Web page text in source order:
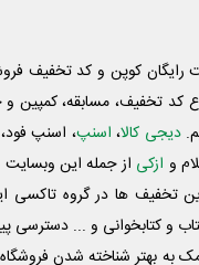
کوپن و کد تخفیف
تخفیف، مسابقه، کمپین و
دیجی کالا، اسنپ، اسنپ
و ازکی از جمله این وبسایت
ها در گروه تاکسی
و کتابخوانی و ... دسترسی
به بهتر شناخته شدن